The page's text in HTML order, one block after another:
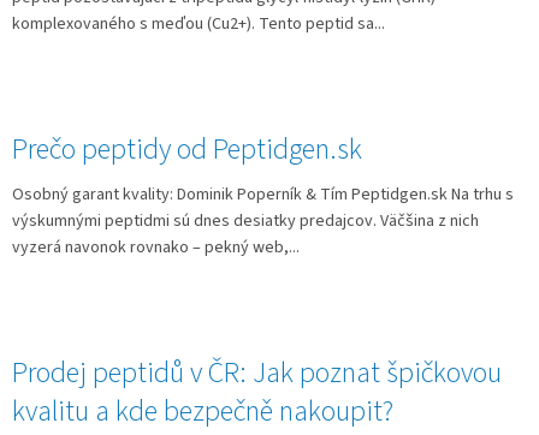
komplexovaného s meďou (Cu2+). Tento peptid sa...
Prečo peptidy od Peptidgen.sk
Osobný garant kvality: Dominik Poperník & Tím Peptidgen.sk Na trhu s
výskumnými peptidmi sú dnes desiatky predajcov. Väčšina z nich
vyzerá navonok rovnako – pekný web,...
Prodej peptidů v ČR: Jak poznat špičkovou
kvalitu a kde bezpečně nakoupit?